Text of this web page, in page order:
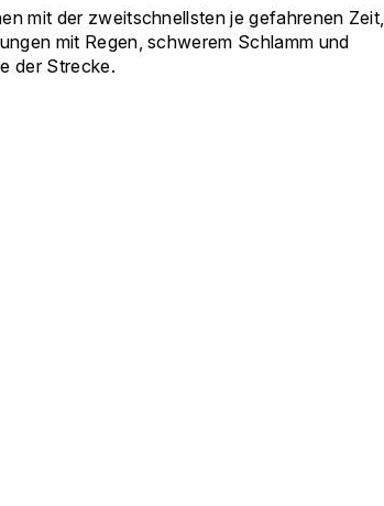
mit der zweitschnellsten je gefahrenen Zeit,
mit Regen, schwerem Schlamm und
der Strecke.